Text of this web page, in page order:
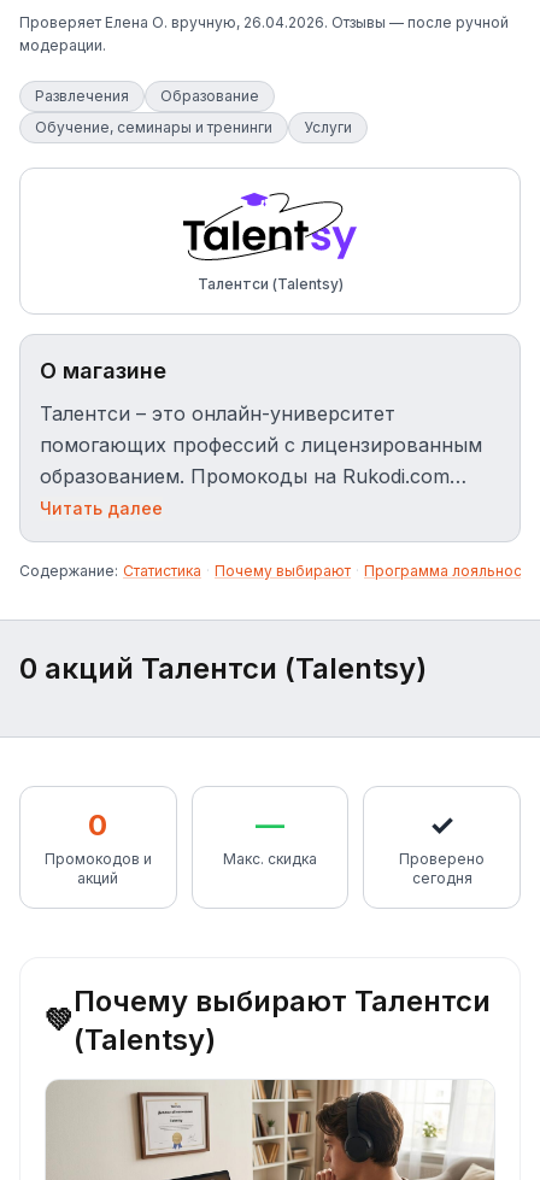
Проверяет Елена О. вручную, 26.04.2026. Отзывы — после ручной
модерации.
Развлечения
Образование
Обучение, семинары и тренинги
Услуги
Талентси (Talentsy)
О магазине
Талентси – это онлайн-университет
помогающих профессий с лицензированным
образованием. Промокоды на Rukodi.com
позволяют получить скидку до 5% на
обучение у топ-преподавателей.
Читать далее
Содержание: Статистика · Почему выбирают · Программа лояльности
0 акций Талентси (Talentsy)
0
Промокодов и
акций
—
Макс. скидка
✓
Проверено
сегодня
💚
Почему выбирают Талентси
(Talentsy)